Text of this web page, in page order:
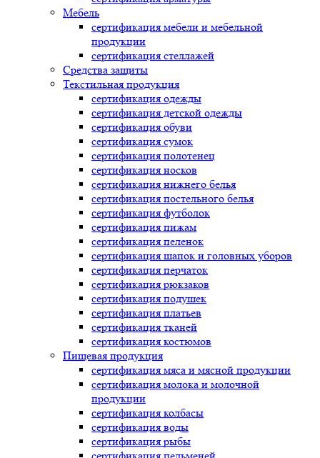
Мебель
сертификация мебели и мебельной
продукции
сертификация стеллажей
Средства защиты
Текстильная продукция
сертификация одежды
сертификация детской одежды
сертификация обуви
сертификация сумок
сертификация полотенец
сертификация носков
сертификация нижнего белья
сертификация постельного белья
сертификация футболок
сертификация пижам
сертификация пеленок
сертификация шапок и головных уборов
сертификация перчаток
сертификация рюкзаков
сертификация подушек
сертификация платьев
сертификация тканей
сертификация костюмов
Пищевая продукция
сертификация мяса и мясной продукции
сертификация молока и молочной
продукции
сертификация колбасы
сертификация воды
сертификация рыбы